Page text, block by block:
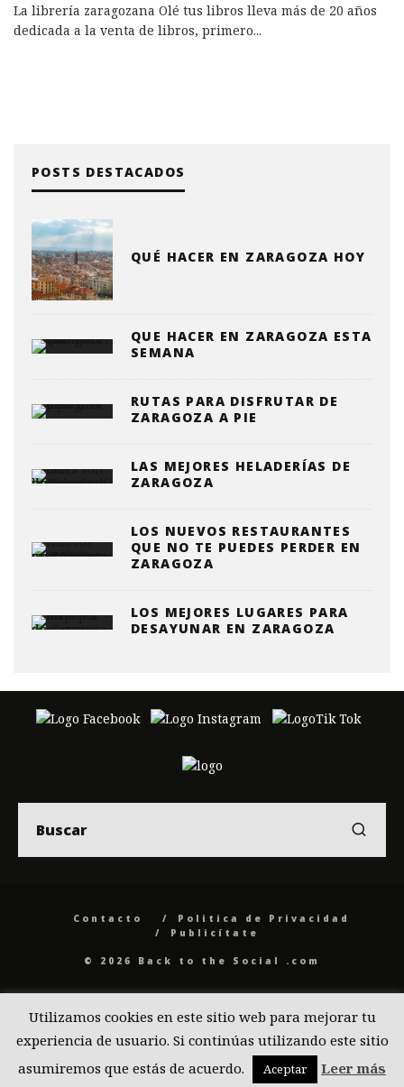
La librería zaragozana Olé tus libros lleva más de 20 años
dedicada a la venta de libros, primero...
POSTS DESTACADOS
QUÉ HACER EN ZARAGOZA HOY
QUE HACER EN ZARAGOZA ESTA
SEMANA
RUTAS PARA DISFRUTAR DE
ZARAGOZA A PIE
LAS MEJORES HELADERÍAS DE
ZARAGOZA
LOS NUEVOS RESTAURANTES
QUE NO TE PUEDES PERDER EN
ZARAGOZA
LOS MEJORES LUGARES PARA
DESAYUNAR EN ZARAGOZA
Contacto
Politica de Privacidad
Publicítate
© 2026 Back to the Social .com
Utilizamos cookies en este sitio web para mejorar tu
experiencia de usuario. Si continúas utilizando este sitio
asumiremos que estás de acuerdo.
Aceptar Leer más